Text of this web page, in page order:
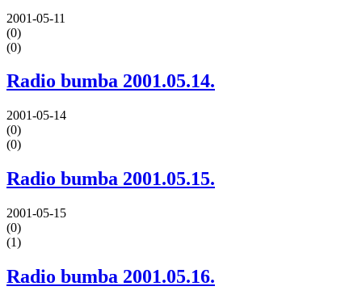
2001-05-11
(0)
(0)
Radio bumba 2001.05.14.
2001-05-14
(0)
(0)
Radio bumba 2001.05.15.
2001-05-15
(0)
(1)
Radio bumba 2001.05.16.